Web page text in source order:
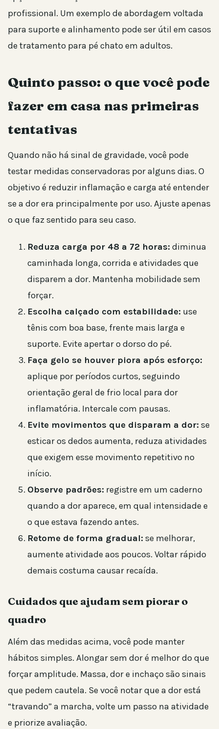
profissional. Um exemplo de abordagem voltada
para suporte e alinhamento pode ser útil em casos
de tratamento para pé chato em adultos.
Quinto passo: o que você pode
fazer em casa nas primeiras
tentativas
Quando não há sinal de gravidade, você pode
testar medidas conservadoras por alguns dias. O
objetivo é reduzir inflamação e carga até entender
se a dor era principalmente por uso. Ajuste apenas
o que faz sentido para seu caso.
Reduza carga por 48 a 72 horas: diminua
caminhada longa, corrida e atividades que
disparem a dor. Mantenha mobilidade sem
forçar.
Escolha calçado com estabilidade: use
tênis com boa base, frente mais larga e
suporte. Evite apertar o dorso do pé.
Faça gelo se houver piora após esforço:
aplique por períodos curtos, seguindo
orientação geral de frio local para dor
inflamatória. Intercale com pausas.
Evite movimentos que disparam a dor: se
esticar os dedos aumenta, reduza atividades
que exigem esse movimento repetitivo no
início.
Observe padrões: registre em um caderno
quando a dor aparece, em qual intensidade e
o que estava fazendo antes.
Retome de forma gradual: se melhorar,
aumente atividade aos poucos. Voltar rápido
demais costuma causar recaída.
Cuidados que ajudam sem piorar o
quadro
Além das medidas acima, você pode manter
hábitos simples. Alongar sem dor é melhor do que
forçar amplitude. Massa, dor e inchaço são sinais
que pedem cautela. Se você notar que a dor está
“travando” a marcha, volte um passo na atividade
e priorize avaliação.